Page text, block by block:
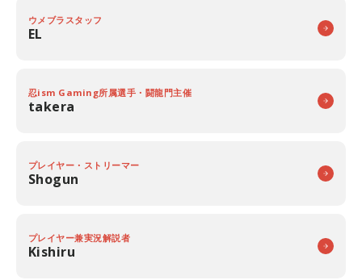
ウメブラスタッフ
EL
忍ism Gaming所属選手・闘龍門主催
takera
プレイヤー・ストリーマー
Shogun
プレイヤー兼実況解説者
Kishiru